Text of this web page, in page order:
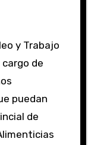
y Trabajo
de
puedan
de